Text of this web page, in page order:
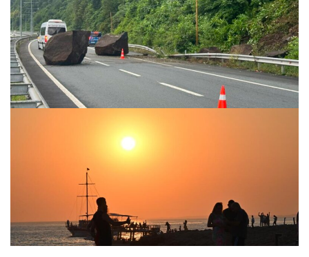
Rize’de Yaşanan Kaya Düşmesi Karadeniz Sahil Yolu’nu
Geçici Süreyle Kapattı
27.07.2026 09:43